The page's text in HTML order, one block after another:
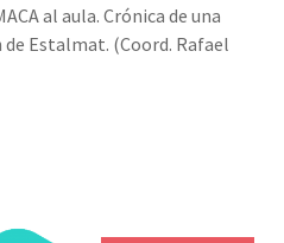
al aula. Crónica de una
Estalmat. (Coord. Rafael